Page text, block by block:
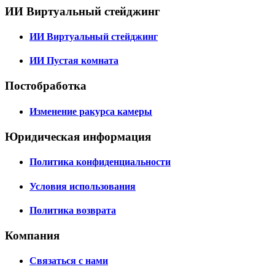
ИИ Виртуальный стейджинг
ИИ Виртуальный стейджинг
ИИ Пустая комната
Постобработка
Изменение ракурса камеры
Юридическая информация
Политика конфиденциальности
Условия использования
Политика возврата
Компания
Связаться с нами